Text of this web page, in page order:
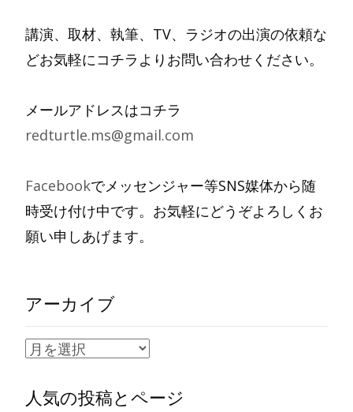
講演、取材、執筆、TV、ラジオの出演の依頼な
どお気軽にコチラよりお問い合わせください。
メールアドレスはコチラ
redturtle.ms@gmail.com
Facebookでメッセンジャー等SNS媒体から随
時受け付け中です。お気軽にどうぞよろしくお
願い申しあげます。
アーカイブ
ア
カ
人気の投稿とページ